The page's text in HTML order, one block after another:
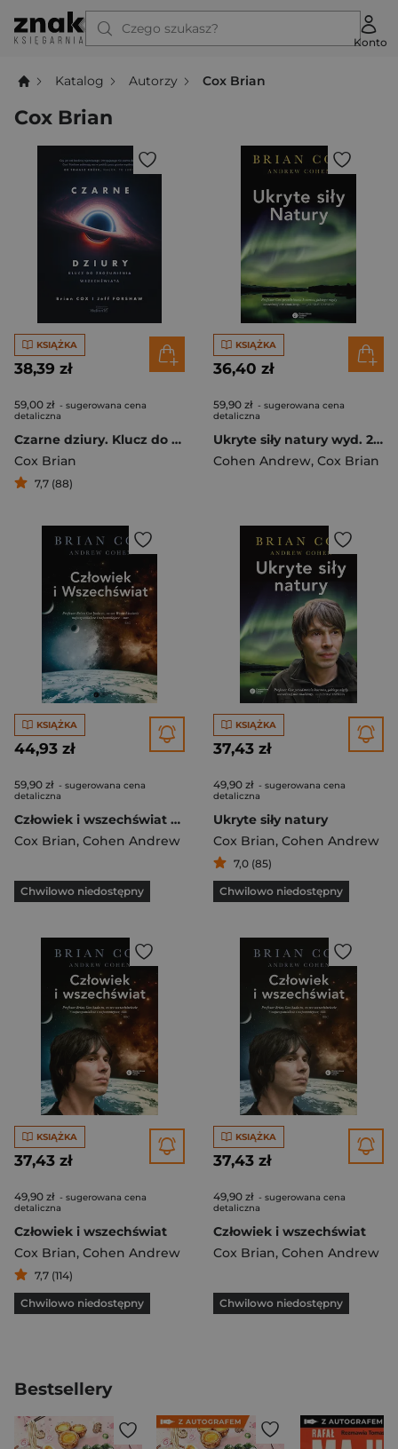
Czego szukasz?
Konto
Katalog Autorzy Cox Brian
Cox Brian
KSIĄŻKA
38,39 zł
59,00 zł - sugerowana cena
detaliczna
Czarne dziury. Klucz do zrozumienia Wszechświata
Cox Brian
7,7 (88)
KSIĄŻKA
36,40 zł
59,90 zł - sugerowana cena
detaliczna
Ukryte siły natury wyd. 2024
Cohen Andrew, Cox Brian
KSIĄŻKA
44,93 zł
59,90 zł - sugerowana cena
detaliczna
Człowiek i wszechświat wyd. 2024
Cox Brian, Cohen Andrew
Chwilowo niedostępny
KSIĄŻKA
37,43 zł
49,90 zł - sugerowana cena
detaliczna
Ukryte siły natury
Cox Brian, Cohen Andrew
7,0 (85)
Chwilowo niedostępny
KSIĄŻKA
37,43 zł
49,90 zł - sugerowana cena
detaliczna
Człowiek i wszechświat
Cox Brian, Cohen Andrew
7,7 (114)
Chwilowo niedostępny
KSIĄŻKA
37,43 zł
49,90 zł - sugerowana cena
detaliczna
Człowiek i wszechświat
Cox Brian, Cohen Andrew
Chwilowo niedostępny
Bestsellery